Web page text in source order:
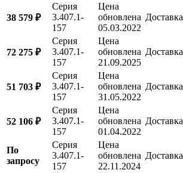
38 579 ₽
Серия
3.407.1-
157
Цена
обновлена
05.03.2022
Доставка
72 275 ₽
Серия
3.407.1-
157
Цена
обновлена
21.09.2025
Доставка
51 703 ₽
Серия
3.407.1-
157
Цена
обновлена
31.05.2022
Доставка
52 106 ₽
Серия
3.407.1-
157
Цена
обновлена
01.04.2022
Доставка
По
запросу
Серия
3.407.1-
157
Цена
обновлена
22.11.2024
Доставка